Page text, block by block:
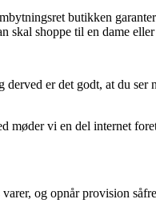
butikken
skal shoppe til en dame eller
er det godt, at du
vi en del internet
og opnår provision